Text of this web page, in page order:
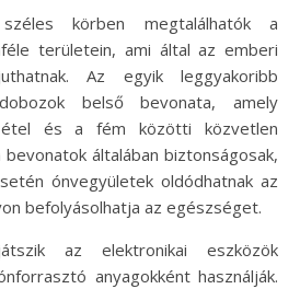
körben megtalálhatók a
területein, ami által az emberi
Az egyik leggyakoribb
belső bevonata, amely
étel és a fém közötti közvetlen
általában biztonságosak,
ónvegyületek oldódhatnak az
befolyásolhatja az egészséget.
az elektronikai eszközök
anyagokként használják.